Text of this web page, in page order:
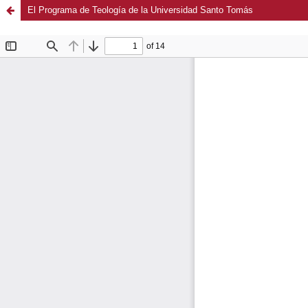
El Programa de Teología de la Universidad Santo Tomás